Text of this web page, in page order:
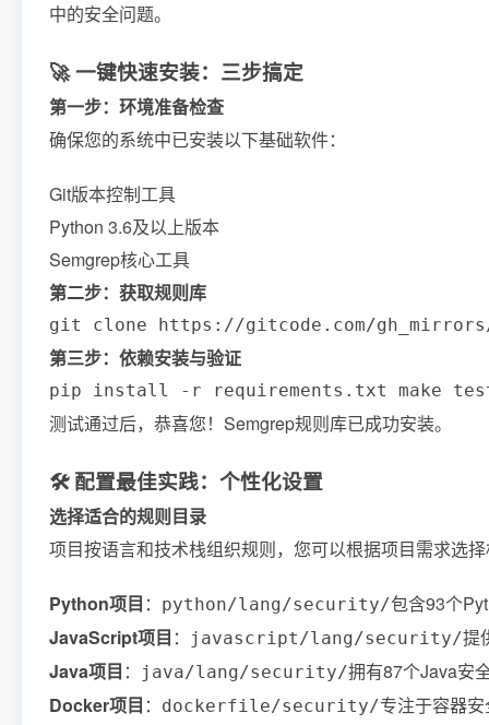
中的安全问题。
🚀 一键快速安装：三步搞定
第一步：环境准备检查
确保您的系统中已安装以下基础软件：
Git版本控制工具
Python 3.6及以上版本
Semgrep核心工具
第二步：获取规则库
git clone https://gitcode.com/gh_mirrors/
第三步：依赖安装与验证
pip install -r requirements.txt make
测试通过后，恭喜您！Semgrep规则库已成功安装。
🛠️ 配置最佳实践：个性化设置
选择适合的规则目录
项目按语言和技术栈组织规则，您可以根据项目需求选
Python项目 ： python/lang/security/包含93个
JavaScript项目 ： javascript/lang/security/提
Java项目 ： java/lang/security/拥有87个Java安
Docker项目 ： dockerfile/security/专注于容器